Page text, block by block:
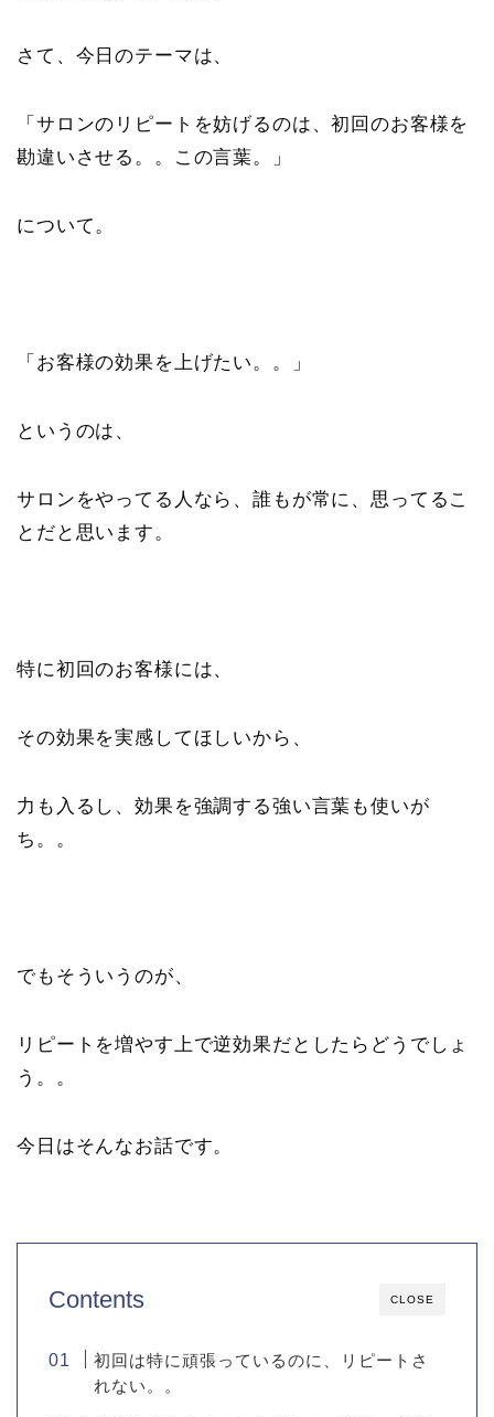
さて、今日のテーマは、
「サロンのリピートを妨げるのは、初回のお客様を
勘違いさせる。。この言葉。」
について。
「お客様の効果を上げたい。。」
というのは、
サロンをやってる人なら、誰もが常に、思ってるこ
とだと思います。
特に初回のお客様には、
その効果を実感してほしいから、
力も入るし、効果を強調する強い言葉も使いが
ち。。
でもそういうのが、
リピートを増やす上で逆効果だとしたらどうでしょ
う。。
今日はそんなお話です。
CLOSE
Contents
初回は特に頑張っているのに、リピートさ
れない。。